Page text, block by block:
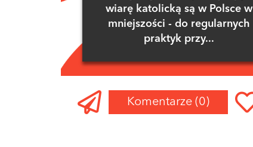
wiarę katolicką są w Polsce w
mniejszości - do regularnych
praktyk przy...
Komentarze (0)